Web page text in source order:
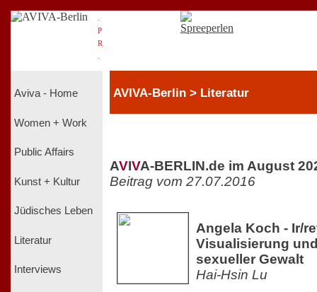
P
R
Aviva - Home
Women + Work
Public Affairs
Kunst + Kultur
Jüdisches Leben
Literatur
Interviews
AVIVA-Berlin > Literatur
AVIVA-BERLIN.de im August
Beitrag vom 27.07.2016
Angela Koch - Ir/
Visualisierung
sexueller Gewalt
Hai-Hsin Lu